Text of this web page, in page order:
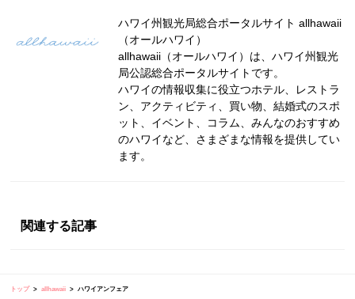
ハワイ州観光局総合ポータルサイト allhawaii
（オールハワイ）
allhawaii（オールハワイ）は、ハワイ州観光
局公認総合ポータルサイトです。
ハワイの情報収集に役立つホテル、レストラ
ン、アクティビティ、買い物、結婚式のスポ
ット、イベント、コラム、みんなのおすすめ
のハワイなど、さまざまな情報を提供してい
ます。
関連する記事
トップ allhawaii ハワイアンフェア